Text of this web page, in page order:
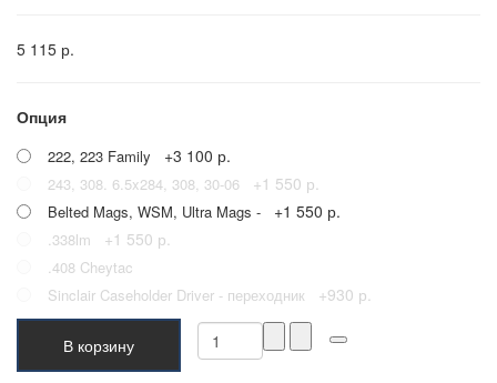
5 115 р.
Опция
222, 223 Family +3 100 р.
243, 308. 6.5x284, 308, 30-06 +1 550 р.
Belted Mags, WSM, Ultra Mags - +1 550 р.
.338lm +1 550 р.
.408 Cheytac
Sinclair Caseholder Driver - переходник
+930 р.
В корзину